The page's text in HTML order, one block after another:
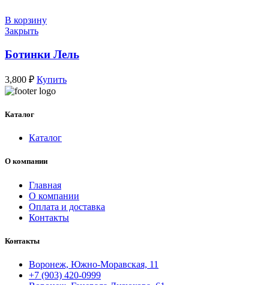
В корзину
Закрыть
Ботинки Лель
3,800 ₽ Купить
Каталог
Каталог
О компании
Главная
О компании
Оплата и доставка
Контакты
Контакты
Воронеж, Южно-Моравская, 11
+7 (903) 420-0999